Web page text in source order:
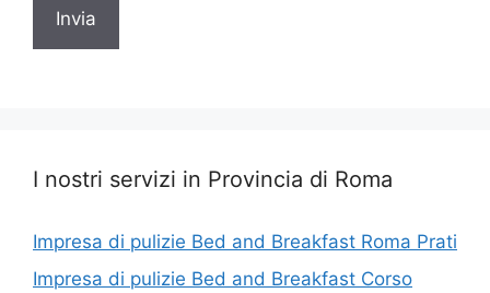
I nostri servizi in Provincia di Roma
Impresa di pulizie Bed and Breakfast Roma Prati
Impresa di pulizie Bed and Breakfast Corso